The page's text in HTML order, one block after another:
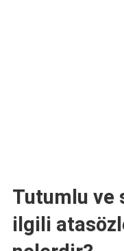
Tutumlu ve
ilgili